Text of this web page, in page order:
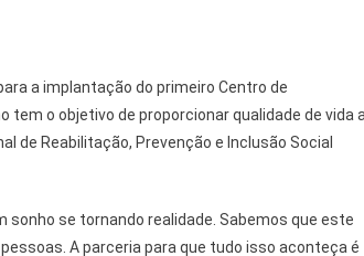
a implantação do primeiro Centro de
tem o objetivo de proporcionar qualidade de vida a
de Reabilitação, Prevenção e Inclusão Social
sonho se tornando realidade. Sabemos que este
A parceria para que tudo isso aconteça é